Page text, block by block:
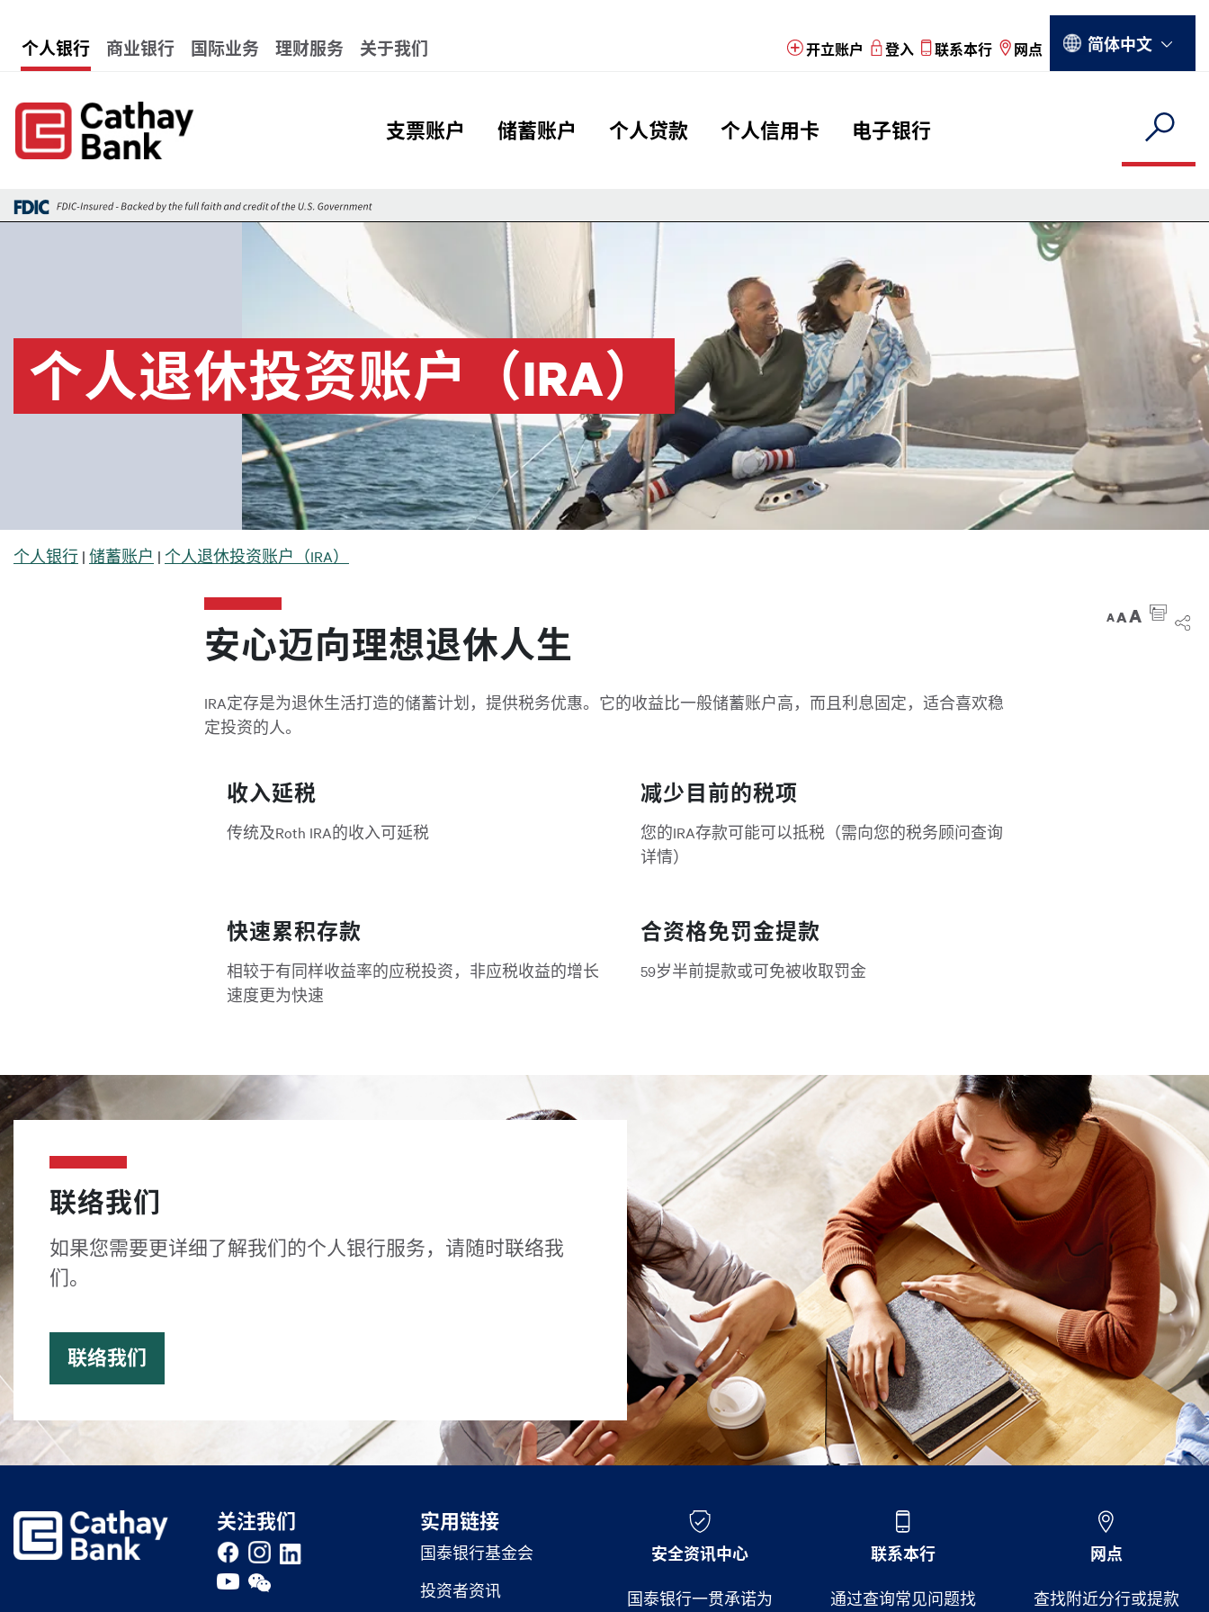
Global Header Hierarchy Menu
个人银行 商业银行 国际业务 理财服务 关于我们 开立账户 登入 联系本行 网点
Select your language
简体中文
Global Header Hierarchy Menu
支票账户 储蓄账户 个人贷款 个人信用卡 电子银行
个人退休投资账户（IRA）
面包屑
个人银行 储蓄账户 个人退休投资账户（IRA）
A
A A
安心迈向理想退休人生
IRA定存是为退休生活打造的储蓄计划，提供税务优惠。它的收益比一般储蓄账户高，而且利息固定，适合喜欢稳
定投资的人。
收入延税
传统及Roth IRA的收入可延税
减少目前的税项
您的IRA存款可能可以抵税（需向您的税务顾问查询
详情）
快速累积存款
相较于有同样收益率的应税投资，非应税收益的增长
速度更为快速
合资格免罚金提款
59岁半前提款或可免被收取罚金
联络我们
如果您需要更详细了解我们的个人银行服务，请随时联络我
们。
联络我们
关注我们 实用链接
实用链接
国泰银行基金会
投资者资讯
安全资讯中心
国泰银行一贯承诺为
联系本行
通过查询常见问题找
网点
查找附近分行或提款